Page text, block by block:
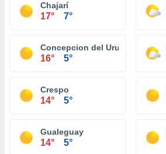
Chajarí
17° 7°
Concepcion del Uruguay
16° 5°
Crespo
14° 5°
Gualeguay
14° 5°